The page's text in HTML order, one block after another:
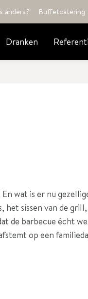
anders? Buffetcatering
Dranken
wat is er nu
het sissen van de
de barbecue écht
op een